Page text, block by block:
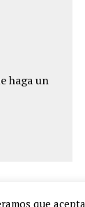
haga un
que